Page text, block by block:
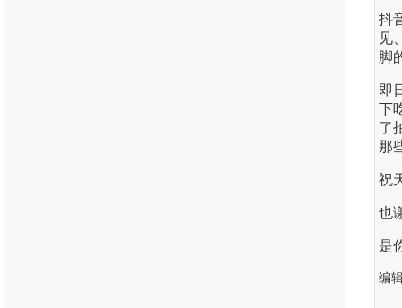
抖
见
脚
即
下
了
那
祝
也
是
编